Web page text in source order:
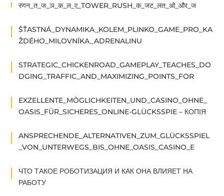
रणन_त_ज_ञ_क_ल_ए_TOWER_RUSH_क_जट_लत_ओ_और_ज
ŠŤASTNÁ_DYNAMIKA_KOLEM_PLINKO_GAME_PRO_KA
ŽDÉHO_MILOVNÍKA_ADRENALINU
STRATEGIC_CHICKENROAD_GAMEPLAY_TEACHES_DO
DGING_TRAFFIC_AND_MAXIMIZING_POINTS_FOR
EXZELLENTE_MÖGLICHKEITEN_UND_CASINO_OHNE_
OASIS_FÜR_SICHERES_ONLINE-GLÜCKSSPIE – КОПІЯ
ANSPRECHENDE_ALTERNATIVEN_ZUM_GLÜCKSSPIEL
_VON_UNTERWEGS_BIS_OHNE_OASIS_CASINO_E
ЧТО ТАКОЕ РОБОТИЗАЦИЯ И КАК ОНА ВЛИЯЕТ НА
РАБОТУ